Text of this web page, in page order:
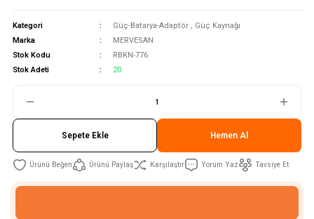
Kategori Güç-Batarya-Adaptör , Güç Kaynağı
Marka
MERVESAN
Stok Kodu
RBKN-776
Stok Adeti
20
Sepete Ekle Hemen Al
Ürünü Paylaş Karşılaştır Yorum Yaz Tavsiye Et